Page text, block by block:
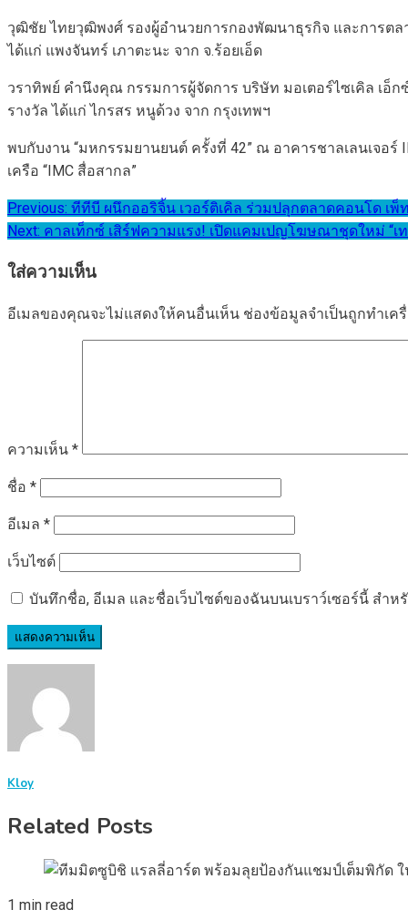
วุฒิชัย ไทยวุฒิพงศ์ รองผู้อำนวยการกองพัฒนาธุรกิจ และการตลา
ได้แก่ แพงจันทร์ เภาตะนะ จาก จ.ร้อยเอ็ด
วราทิพย์ คำนึงคุณ กรรมการผู้จัดการ บริษัท มอเตอร์ไซเคิล เอ็
รางวัล ได้แก่ ไกรสร หนูด้วง จาก กรุงเทพฯ
พบกับงาน “มหกรรมยานยนต์ ครั้งที่ 42” ณ อาคารชาลเลนเจอร์
เครือ “IMC สื่อสากล”
แนะแนว
เรื่อง
Previous: ทีทีบี ผนึกออริจิ้น เวอร์ติเคิล ร่วมปลุกตลาดคอนโด เพ็
Next: คาลเท็กซ์ เสิร์ฟความแรง! เปิดแคมเปญโฆษณาชุดใหม่ “
ใส่ความเห็น
อีเมลของคุณจะไม่แสดงให้คนอื่นเห็น ช่องข้อมูลจำเป็นถูกทำเค
ความเห็น *
ชื่อ *
อีเมล *
เว็บไซต์
บันทึกชื่อ, อีเมล และชื่อเว็บไซต์ของฉันบนเบราว์เซอร์นี้ สำห
Kloy
Related Posts
1 min read